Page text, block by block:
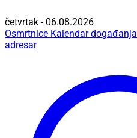
četvrtak - 06.08.2026
Osmrtnice Kalendar događanja
adresar